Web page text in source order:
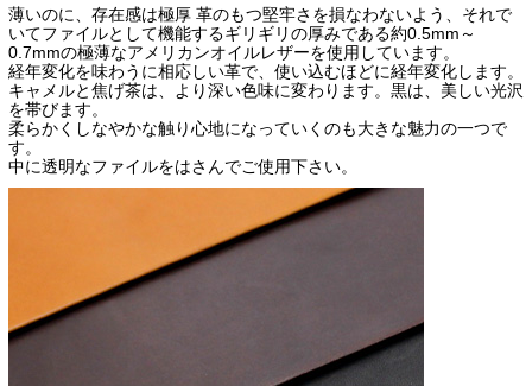
薄いのに、存在感は極厚 革のもつ堅牢さを損なわないよう、それで
いてファイルとして機能するギリギリの厚みである約0.5mm～
0.7mmの極薄なアメリカンオイルレザーを使用しています。
経年変化を味わうに相応しい革で、使い込むほどに経年変化します。
キャメルと焦げ茶は、より深い色味に変わります。黒は、美しい光沢
を帯びます。
柔らかくしなやかな触り心地になっていくのも大きな魅力の一つで
す。
中に透明なファイルをはさんでご使用下さい。